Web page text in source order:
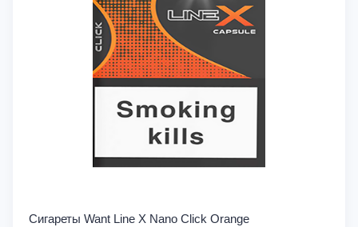
Сигареты Want Line X Nano Click Orange